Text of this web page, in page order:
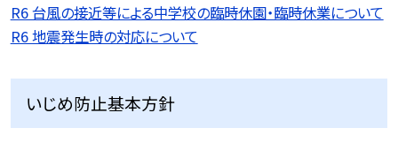
R6 台風の接近等による中学校の臨時休園・臨時休業について
R6 地震発生時の対応について
いじめ防止基本方針